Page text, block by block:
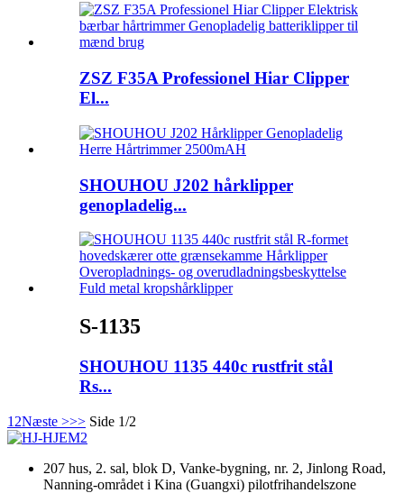
ZSZ F35A Professionel Hiar Clipper
El...
SHOUHOU J202 hårklipper
genopladelig...
S-1135
SHOUHOU 1135 440c rustfrit stål
Rs...
1 2Næste >>> Side 1/2
207 hus, 2. sal, blok D, Vanke-bygning, nr. 2, Jinlong Road,
Nanning-området i Kina (Guangxi) pilotfrihandelszone